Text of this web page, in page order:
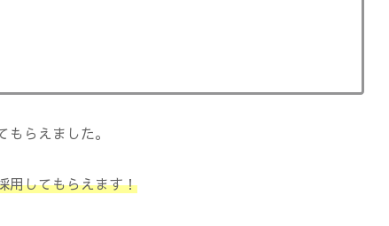
らえました。
用してもらえます！